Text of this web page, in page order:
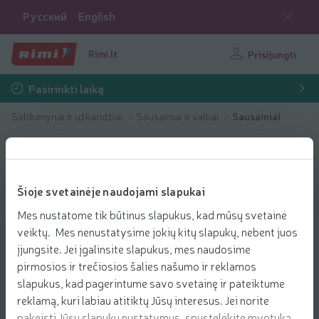
Šioje svetainėje naudojami slapukai
Mes nustatome tik būtinus slapukus, kad mūsų svetainė
veiktų. Mes nenustatysime jokių kitų slapukų, nebent juos
įjungsite. Jei įgalinsite slapukus, mes naudosime
pirmosios ir trečiosios šalies našumo ir reklamos
slapukus, kad pagerintume savo svetainę ir pateiktume
reklamą, kuri labiau atitiktų Jūsų interesus. Jei norite
Русский English
Rimi.lt Prisijungti
Pasirinkti laiką
Saldumynai ir užkandžiai Sausainiai ir vafliai Sausainiai